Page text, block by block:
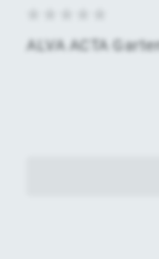
ALVA ACTA